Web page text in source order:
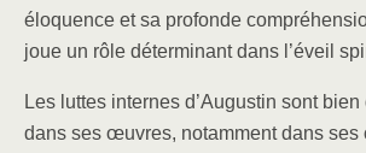
éloquence et sa profonde
joue un rôle déterminant dans l’éveil
Les luttes internes d’Augustin sont
dans ses œuvres, notamment dans ses